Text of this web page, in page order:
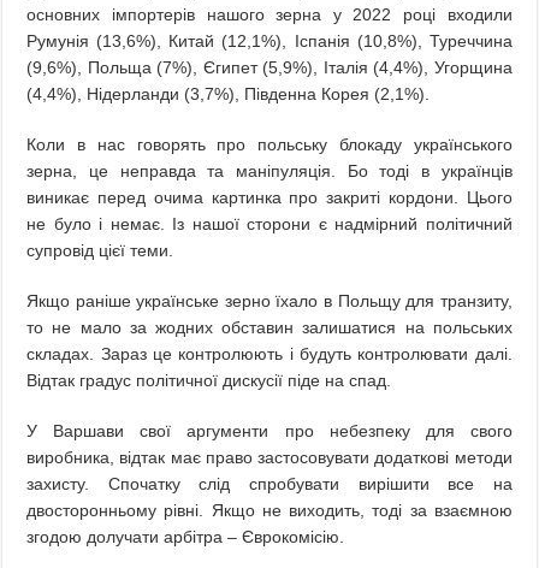
основних імпортерів нашого зерна у 2022 році входили
Румунія (13,6%), Китай (12,1%), Іспанія (10,8%), Туреччина
(9,6%), Польща (7%), Єгипет (5,9%), Італія (4,4%), Угорщина
(4,4%), Нідерланди (3,7%), Південна Корея (2,1%).
Коли в нас говорять про польську блокаду українського
зерна, це неправда та маніпуляція. Бо тоді в українців
виникає перед очима картинка про закриті кордони. Цього
не було і немає. Із нашої сторони є надмірний політичний
супровід цієї теми.
Якщо раніше українське зерно їхало в Польщу для транзиту,
то не мало за жодних обставин залишатися на польських
складах. Зараз це контролюють і будуть контролювати далі.
Відтак градус політичної дискусії піде на спад.
У Варшави свої аргументи про небезпеку для свого
виробника, відтак має право застосовувати додаткові методи
захисту. Спочатку слід спробувати вирішити все на
двосторонньому рівні. Якщо не виходить, тоді за взаємною
згодою долучати арбітра – Єврокомісію.